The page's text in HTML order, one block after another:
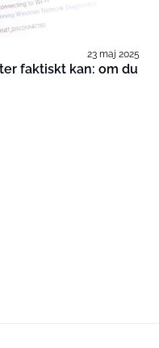
23 maj 2025
faktiskt kan: om du